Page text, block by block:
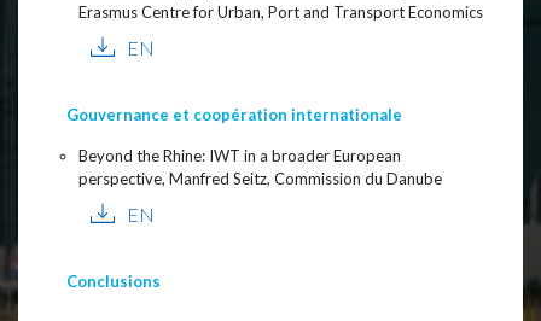
Erasmus Centre for Urban, Port and Transport Economics
EN
Gouvernance et coopération internationale
Beyond the Rhine: IWT in a broader European
perspective, Manfred Seitz, Commission du Danube
EN
Conclusions